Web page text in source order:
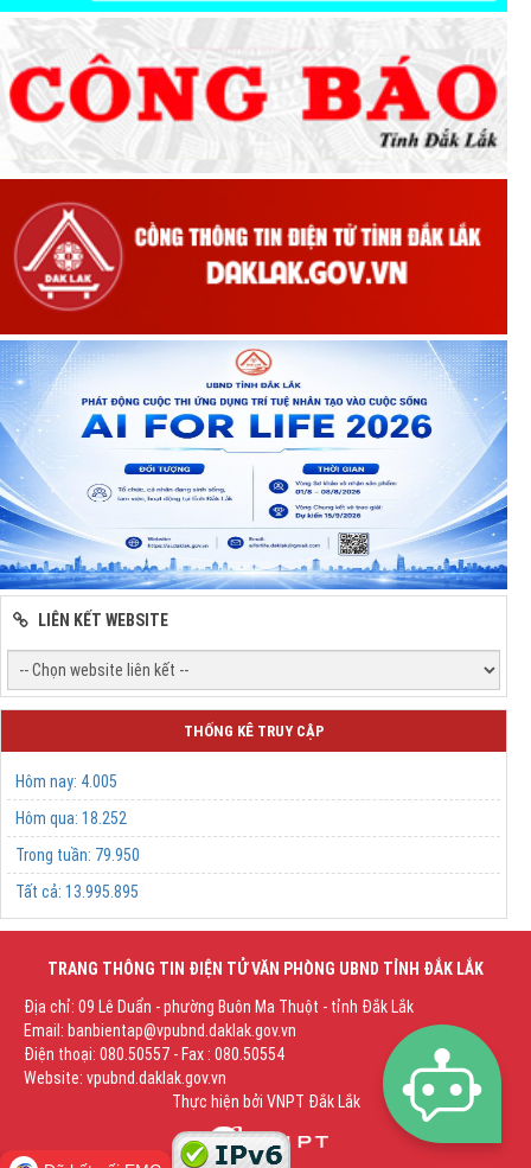
LIÊN KẾT WEBSITE
THỐNG KÊ TRUY CẬP
Hôm nay: 4.005
Hôm qua: 18.252
Trong tuần: 79.950
Tất cả: 13.995.895
TRANG THÔNG TIN ĐIỆN TỬ VĂN PHÒNG UBND TỈNH ĐẮK LẮK
Địa chỉ: 09 Lê Duẩn - phường Buôn Ma Thuột - tỉnh Đắk Lắk
Email: banbientap@vpubnd.daklak.gov.vn
Điện thoại: 080.50557 - Fax : 080.50554
Website: vpubnd.daklak.gov.vn
Thực hiện bởi VNPT Đắk Lắk